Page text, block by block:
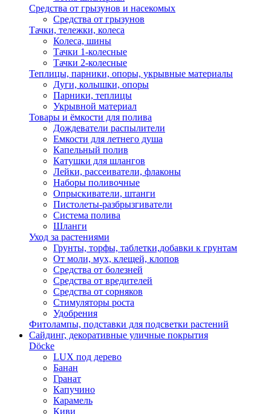
Средства от грызунов и насекомых
Средства от грызунов
Тачки, тележки, колеса
Колеса, шины
Тачки 1-колесные
Тачки 2-колесные
Теплицы, парники, опоры, укрывные материалы
Дуги, колышки, опоры
Парники, теплицы
Укрывной материал
Товары и ёмкости для полива
Дождеватели распылители
Емкости для летнего душа
Капельный полив
Катушки для шлангов
Лейки, рассеиватели, флаконы
Наборы поливочные
Опрыскиватели, штанги
Пистолеты-разбрызгиватели
Система полива
Шланги
Уход за растениями
Грунты, торфы, таблетки,добавки к грунтам
От моли, мух, клещей, клопов
Средства от болезней
Средства от вредителей
Средства от сорняков
Стимуляторы роста
Удобрения
Фитолампы, подставки для подсветки растений
Сайдинг, декоративные уличные покрытия
Döcke
LUX под дерево
Банан
Гранат
Капучино
Карамель
Киви